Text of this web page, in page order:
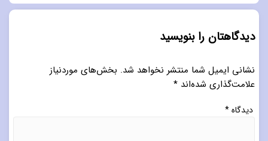
دیدگاهتان را بنویسید
نشانی ایمیل شما منتشر نخواهد شد. بخش‌های موردنیاز
علامت‌گذاری شده‌اند *
دیدگاه*